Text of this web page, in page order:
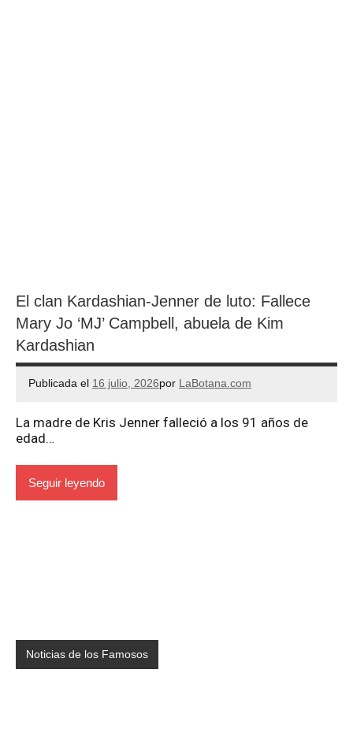
El clan Kardashian-Jenner de luto: Fallece
Mary Jo ‘MJ’ Campbell, abuela de Kim
Kardashian
Publicada el 16 julio, 2026por LaBotana.com
La madre de Kris Jenner falleció a los 91 años de
edad…
Seguir leyendo
Noticias de los Famosos